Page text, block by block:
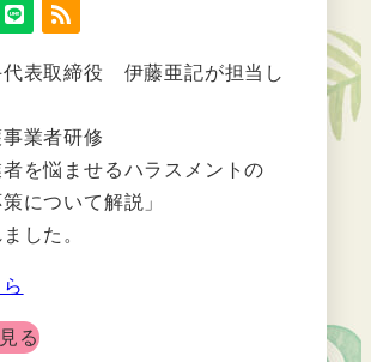
代表取締役 伊藤亜記が担当し
業者研修
者を悩ませるハラスメントの
について解説」
した。
る